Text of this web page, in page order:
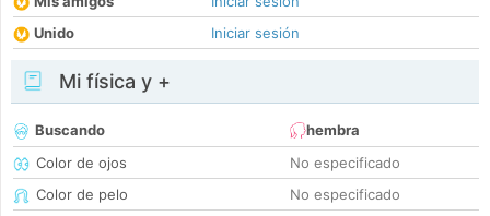
Unido
Iniciar sesión
Mi física y +
Buscando
hembra
Color de ojos
No especificado
Color de pelo
No especificado